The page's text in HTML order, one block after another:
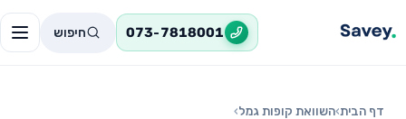
073-7818001 חיפוש
דף הבית›השוואת קופות גמל›